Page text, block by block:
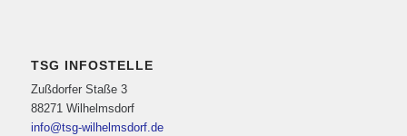
TSG INFOSTELLE
Zußdorfer Staße 3
88271 Wilhelmsdorf
info@tsg-wilhelmsdorf.de